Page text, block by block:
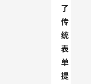
了
传
统
表
单
提